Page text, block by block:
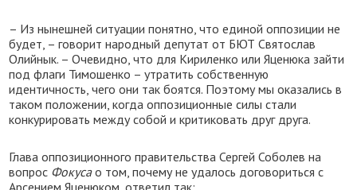
– Из нынешней ситуации понятно, что единой оппозиции не
будет, – говорит народный депутат от БЮТ Святослав
Олийнык. – Очевидно, что для Кириленко или Яценюка зайти
под флаги Тимошенко – утратить собственную
идентичность, чего они так боятся. Поэтому мы оказались в
таком положении, когда оппозиционные силы стали
конкурировать между собой и критиковать друг друга.
Глава оппозиционного правительства Сергей Соболев на
вопрос Фокусао том, почему не удалось договориться с
Арсением Яценюком, ответил так: